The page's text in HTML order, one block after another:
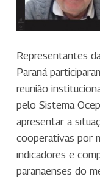
Representantes
Paraná
reunião
pelo Sistema
apresentar a
cooperativas por
indicadores e
paranaenses do